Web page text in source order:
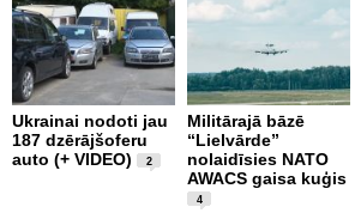
Ukrainai nodoti jau
187 dzērājšoferu
auto (+ VIDEO)
2
Militārajā bāzē
“Lielvārde”
nolaidīsies NATO
AWACS gaisa kuģis
4